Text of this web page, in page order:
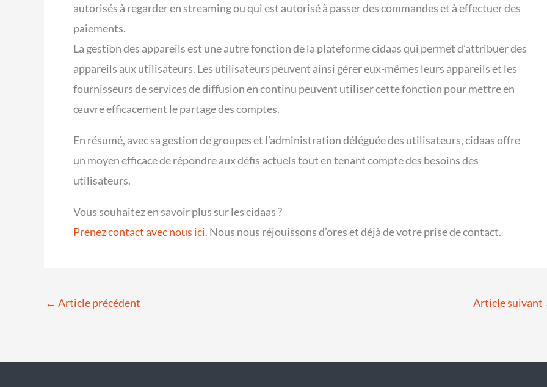
autorisés à regarder en streaming ou qui est autorisé à passer des commandes et à effectuer des
paiements.
La gestion des appareils est une autre fonction de la plateforme cidaas qui permet d’attribuer des
appareils aux utilisateurs. Les utilisateurs peuvent ainsi gérer eux-mêmes leurs appareils et les
fournisseurs de services de diffusion en continu peuvent utiliser cette fonction pour mettre en
œuvre efficacement le partage des comptes.
En résumé, avec sa gestion de groupes et l’administration déléguée des utilisateurs, cidaas offre
un moyen efficace de répondre aux défis actuels tout en tenant compte des besoins des
utilisateurs.
Vous souhaitez en savoir plus sur les cidaas ?
Prenez contact avec nous ici. Nous nous réjouissons d’ores et déjà de votre prise de contact.
← Article précédent Article suivant